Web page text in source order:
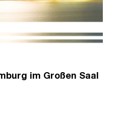
im Großen Saal